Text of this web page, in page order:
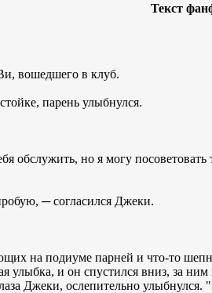
Текст
вошедшего в клуб.
парень улыбнулся.
обслужить, но я могу
─ согласился Джеки.
на подиуме парней и что-то
улыбка, и он спустился вниз, за
Джеки, ослепительно